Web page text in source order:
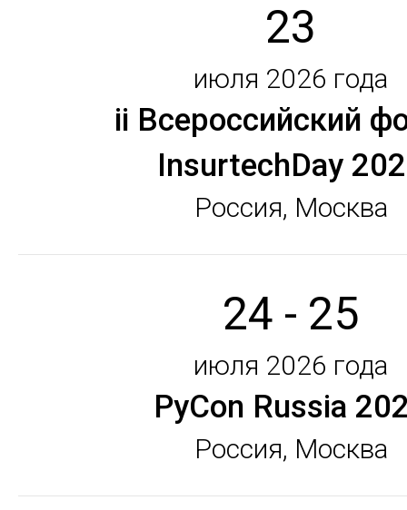
23
июля 2026 года
ii Всероссийский
InsurtechDay
Россия, Москва
24 - 25
июля 2026 года
PyCon Russia
Россия, Москва